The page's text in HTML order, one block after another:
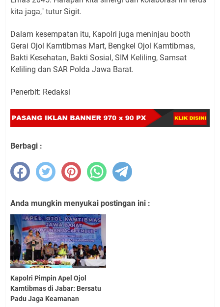
kita jaga," tutur Sigit.
Dalam kesempatan itu, Kapolri juga meninjau booth
Gerai Ojol Kamtibmas Mart, Bengkel Ojol Kamtibmas,
Bakti Kesehatan, Bakti Sosial, SIM Keliling, Samsat
Keliling dan SAR Polda Jawa Barat.
Penerbit: Redaksi
Berbagi :
Anda mungkin menyukai postingan ini :
Kapolri Pimpin Apel Ojol
Kamtibmas di Jabar: Bersatu
Padu Jaga Keamanan